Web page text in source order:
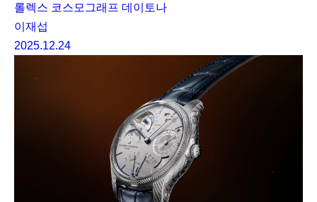
롤렉스 코스모그래프 데이토나
이재섭
2025.12.24